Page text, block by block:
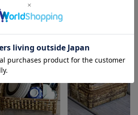
虎竹革手提げ籠バッ
竹炭珈琲 （10g×10